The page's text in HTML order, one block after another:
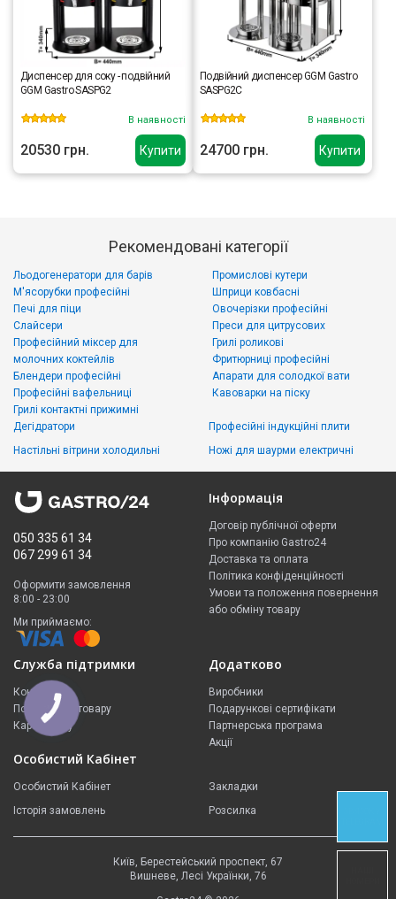
Купити
Диспенсер для соку - подвійний
GGM Gastro SASPG2
В наявності
20530 грн. Купити
Подвійний диспенсер GGM Gastro
SASPG2C
В наявності
24700 грн.
Рекомендовані категорії
Льодогенератори для барів
М'ясорубки професійні
Печі для піци
Слайсери
Промислові кутери
Шприци ковбасні
Овочерізки професійні
Преси для цитрусових
Професійний міксер для
молочних коктейлів
Блендери професійні
Професійні вафельниці
Грилі контактні прижимні
Грилі роликові
Фритюрниці професійні
Апарати для солодкої вати
Кавоварки на піску
Дегідратори
Настільні вітрини холодильні
Професійні індукційні плити
Ножі для шаурми електричні
050 335 61 34
067 299 61 34
Оформити замовлення
8:00 - 23:00
Ми приймаємо:
Інформація
Договір публічної оферти
Про компанію Gastro24
Доставка та оплата
Політика конфіденційності
Умови та положення повернення
або обміну товару
Служба підтримки
Контакти
Повернення товару
Карта сайту
Додатково
Виробники
Подарункові сертифікати
Партнерська програма
Акції
Особистий Кабінет
Особистий Кабінет
Історія замовлень
Закладки
Розсилка
Київ, Берестейський проспект, 67
Вишневе, Лесі Українки, 76
КНОПКА
ЗВ'ЯЗКУ